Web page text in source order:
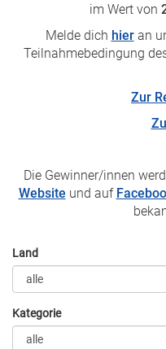
im Wert von
Melde dich hieran
Teilnahmebedingung
Zur
Die Gewinner/innen
Website und auf
Land
Kategorie